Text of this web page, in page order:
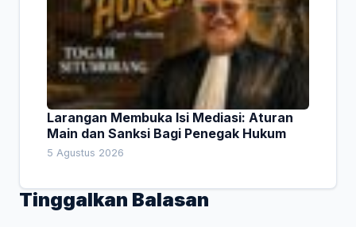
Larangan Membuka Isi Mediasi: Aturan
Main dan Sanksi Bagi Penegak Hukum
5 Agustus 2026
Tinggalkan Balasan